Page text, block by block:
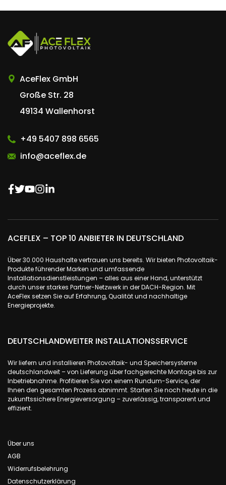
AceFlex GmbH
AceFlex GmbH
Große Str. 28
49134 Wallenhorst
+49 5407 898 6565
info@aceflex.de
ACEFLEX – TOP 10 ANBIETER IN DEUTSCHLAND
Über 30.000 Haushalte vertrauen uns bereits. Wir bieten Photovoltaik-
Produkte führender Marken und umfassende
Installationsdienstleistungen – alles aus einer Hand, unterstützt
durch unser starkes Partner-Netzwerk in der DACH-Region. Mit
AceFlex setzen Sie auf Erfahrung, Qualität und nachhaltige
Energieprojekte.
DEUTSCHLANDWEITER INSTALLATIONSSERVICE
Wir liefern und installieren Photovoltaik- und Speichersysteme
deutschlandweit – von Lieferung über fachgerechte Montage bis zur
Inbetriebnahme. Profitieren Sie von einem Rundum-Service, der
Ihnen den gesamten Prozess abnimmt. Starten Sie noch heute in die
zukunftssichere Energieversorgung – zuverlässig, transparent und
effizient.
Über uns
AGB
Widerrufsbelehrung
Datenschutzerklärung